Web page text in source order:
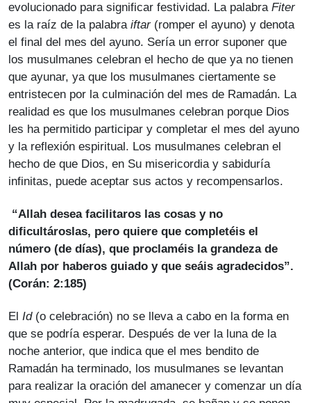
evolucionado para significar festividad. La palabra Fiter
es la raíz de la palabra iftar (romper el ayuno) y denota
el final del mes del ayuno. Sería un error suponer que
los musulmanes celebran el hecho de que ya no tienen
que ayunar, ya que los musulmanes ciertamente se
entristecen por la culminación del mes de Ramadán. La
realidad es que los musulmanes celebran porque Dios
les ha permitido participar y completar el mes del ayuno
y la reflexión espiritual. Los musulmanes celebran el
hecho de que Dios, en Su misericordia y sabiduría
infinitas, puede aceptar sus actos y recompensarlos.
“Allah desea facilitaros las cosas y no
dificultároslas, pero quiere que completéis el
número (de días), que proclaméis la grandeza de
Allah por haberos guiado y que seáis agradecidos”.
(Corán: 2:185)
El Id(o celebración) no se lleva a cabo en la forma en
que se podría esperar. Después de ver la luna de la
noche anterior, que indica que el mes bendito de
Ramadán ha terminado, los musulmanes se levantan
para realizar la oración del amanecer y comenzar un día